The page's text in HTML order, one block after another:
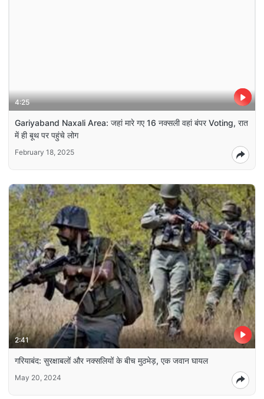
4:25
Gariyaband Naxali Area: जहां मारे गए 16 नक्सली वहां बंपर Voting, रात
में ही बूथ पर पहुंचे लोग
February 18, 2025
2:41
गरियाबंद: सुरक्षाबलों और नक्सलियों के बीच मुठभेड़, एक जवान घायल
May 20, 2024